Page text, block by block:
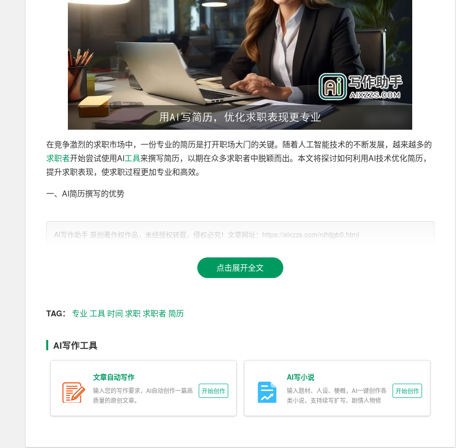
在竞争激烈的求职市场中，一份专业的简历是打开职场大门的关键。随着人工智能技术的不断发展，越来越多的
求职者开始尝试使用AI工具来撰写简历，以期在众多求职者中脱颖而出。本文将探讨如何利用AI技术优化简历，
提升求职表现，使求职过程更加专业和高效。
一、AI简历撰写的优势
大提高了求职效率。
4. 更新及时：随着求职者经历的丰富，AI工具可以随时更新简历内容，保持简历的时效性和完整性。
1. 选择合适的AI工具：目前市面上有很多AI简历撰写工具，如简历助手、简历生成器等。求职者可以根据自己的
需求和喜好，选择一款适合自己的AI工具。
2. 输入个人信息：在AI工具中输入个人信息，包括姓名、性别、年龄、联系方式等，为简历撰写提供基础数据。
AI写作助手 原创著作权作品，未经授权转载，侵权必究！文章网址：https://aixzzs.com/nihljgb5.html
点击展开全文
TAG： 专业 工具 时间 求职 求职者 简历
AI写作工具
文章自动写作
输入您的写作要求，AI自动创作一篇高
质量的原创文章。
开始创作
AI写小说
输入题材、人设、梗概，AI一键创作各
类小说，支持续写扩写、剧情人物修
开始创作